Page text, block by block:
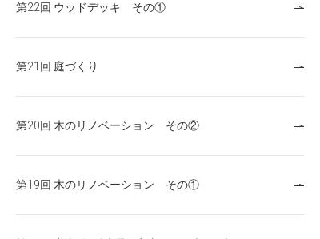
第22回 ウッドデッキ その①
第21回 庭づくり
第20回 木のリノベーション その②
第19回 木のリノベーション その①